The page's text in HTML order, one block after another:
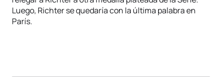
Luego, Richter se quedaría con la última palabra en
París.